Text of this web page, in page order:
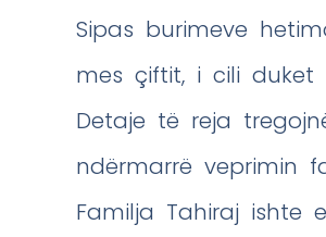
Sipas burimeve
mes çiftit, i cili duket
Detaje të reja
ndërmarrë veprimin
Familja Tahiraj